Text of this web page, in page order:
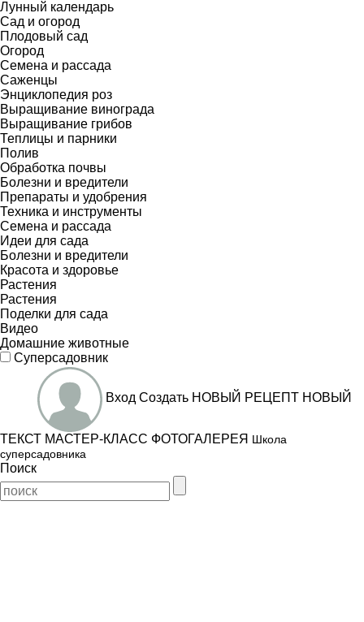
Лунный календарь
Сад и огород
Плодовый сад
Огород
Семена и рассада
Саженцы
Энциклопедия роз
Выращивание винограда
Выращивание грибов
Теплицы и парники
Полив
Обработка почвы
Болезни и вредители
Препараты и удобрения
Техника и инструменты
Семена и рассада
Идеи для сада
Болезни и вредители
Красота и здоровье
Растения
Растения
Поделки для сада
Видео
Домашние животные
Суперсадовник
Вход Создать НОВЫЙ РЕЦЕПТ НОВЫЙ
ТЕКСТ МАСТЕР-КЛАСС ФОТОГАЛЕРЕЯ Школа
суперсадовника
Поиск